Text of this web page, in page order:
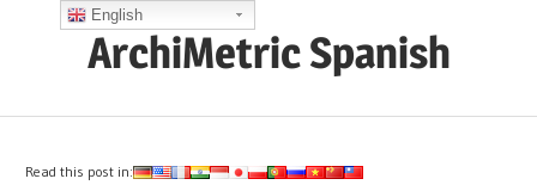
ArchiMetric Spanish
Ops,
Read this post in:
English